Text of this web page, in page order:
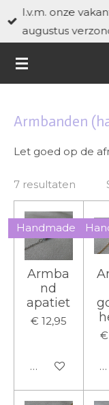
Ga
direct
de
I.v.m. onze
augustus
Armbanden
Let goed op de
7 resultaten
Handmade
Armba
nd
apatiet
€ 12,95
In winkelwagen
€